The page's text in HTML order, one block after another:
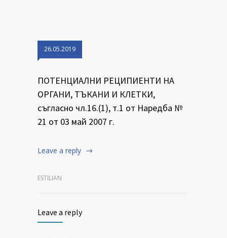
26.05.2019
ПОТЕНЦИАЛНИ РЕЦИПИЕНТИ НА
ОРГАНИ, ТЪКАНИ И КЛЕТКИ,
съгласно чл.16.(1), т.1 от Наредба №
21 от 03 май 2007 г.
Leave a reply
ESTILIAN
Leave a reply